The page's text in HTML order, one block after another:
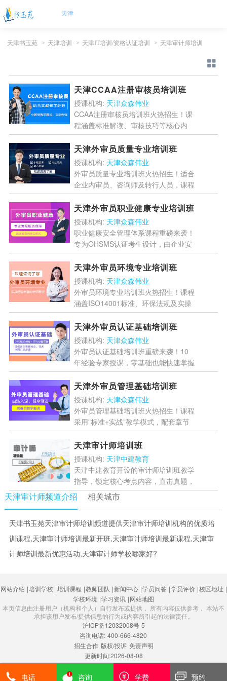
天津
天津书玉苑 > 天津培训 > 天津IT培训/资格认证培训 > 天津审计师培训
天津CCAA注册审核员培训班
授课机构: 天津众森伟业
CCAA注册审核员培训班火热招生！课
程涵盖标准解读、审核技巧等核心内
容，助力学员通过国家考试获取资格证
书。适合质量经理、内审员等从业人
员，职业前景广阔，报名从速...
天津外审员质量专业培训班
授课机构: 天津众森伟业
外审员质量专业培训班火热招生！适合
企业内审员、咨询师及转行人员，课程
涵盖质量管理体系审核、案例分析等核
心内容，助你考取国家注册审核员资
格，提升职业竞争力！...
天津外审员职业健康专业培训班
授课机构: 天津众森伟业
职业健康安全管理体系课程重磅来袭！
专为OHSMS认证考生设计，由企业安
全总监授课，案例教学+风险分级框
架，助你快速掌握ISO45001标准核心
内容，提升企业安全...[详情]
天津外审员环境专业培训班
授课机构: 天津众森伟业
外审员环境专业培训班火热招生！课程
涵盖ISO14001标准、环保法规及实操
案例，培养专业审核能力。适合企业管
理人员、体系专员等，提供增值审核服
务，助力职业发展。...[详情]
天津外审员认证基础培训班
授课机构: 天津众森伟业
外审员认证基础培训班重磅来袭！10
年经验专家授课，零基础也能快速掌握
核心考点。独家企业案例库+全链条服
务，考试不过免费重修，通过后直接安
排实习，助你轻松入行...
天津外审员管理基础培训班
授课机构: 天津众森伟业
外审员管理基础培训班火热招生！课程
采用"标准+实战"教学模式，配套章节
测试与综合训练，帮助学员快速掌握审
核技能。通过系统学习可取得国家注册
审核员资格，提升职业竞...
天津审计师培训班
授课机构: 天津中建教育
天津中建教育开设的审计师培训班教学
指导，锁定核心考点内容，直击真题，
为学员教学方案，循序渐进教学，四个
阶段，高效备考，助力学员一次通
天津审计师频道介绍 相关城市
天津书玉苑天津审计师培训频道提供天津审计师培训机构的优质培
训课程,天津审计师培训最新开班,天津审计师培训最新课程,天津审
计师培训最新优惠活动,天津审计师学校哪家好?
网站介绍 |培训学校 |培训课程 |教师团队 |新闻中心 |学员问答 |学员评价 |校区地址 |
学校环境 |学习资讯 |网站地图
本页信息由注册用户（机构和个人）自行发布或提供， 所有内容仅供参考， 本站不
承担该用户发布/提供信息的行为或内容所引起的法律责任。
沪ICP备12032008号-5
咨询电话: 400-666-4820
招生合作 版权/投诉 免责声明
更新时间:2026-08-08
电话 咨询 学费 预约